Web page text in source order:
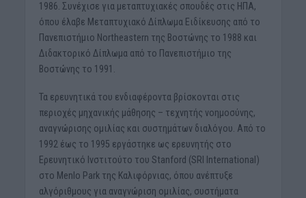
1986. Συνέχισε για μεταπτυχιακές σπουδές στις ΗΠΑ,
όπου έλαβε Μεταπτυχιακό Δίπλωμα Ειδίκευσης από το
Πανεπιστήμιο Northeastern της Βοστώνης το 1988 και
Διδακτορικό Δίπλωμα από το Πανεπιστήμιο της
Βοστώνης το 1991.
Τα ερευνητικά του ενδιαφέροντα βρίσκονται στις
περιοχές μηχανικής μάθησης – τεχνητής νοημοσύνης,
αναγνώρισης ομιλίας και συστημάτων διαλόγου. Από το
1992 έως το 1995 εργάστηκε ως ερευνητής στο
Ερευνητικό Ινστιτούτο του Stanford (SRI International)
στο Menlo Park της Καλιφόρνιας, όπου ανέπτυξε
αλγόριθμους για αναγνώριση ομιλίας, συστήματα